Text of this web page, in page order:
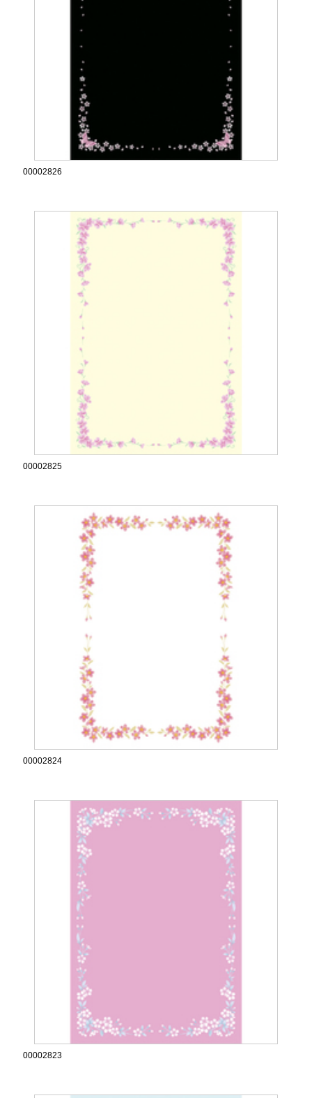
00002826
00002825
00002824
00002823